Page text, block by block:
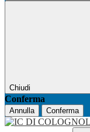
Chiudi
Conferma
Annulla Conferma